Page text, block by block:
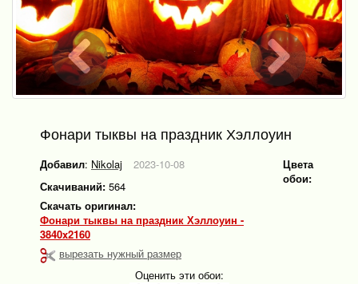
Фонари тыквы на праздник Хэллоуин
Добавил: Nikolaj
2023-10-08
Скачиваний: 564
Скачать оригинал:
Фонари тыквы на праздник Хэллоуин -
3840x2160
вырезать нужный размер
Цвета
обои:
Оценить эти обои: